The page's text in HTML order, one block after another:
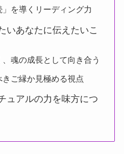
」を導くリーディング力
いあなたに伝えたいこ
魂の成長として向き合う
ご縁か見極める視点
ュアルの力を味方につ